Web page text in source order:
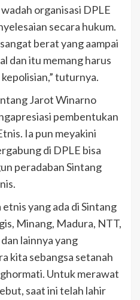
organisasi DPLE
secara hukum.
berat yang aampai
dan itu memang harus
tuturnya.
Jarot Winarno
pembentukan
Ia pun meyakini
di DPLE bisa
peradaban Sintang
etnis yang ada di Sintang
Minang, Madura, NTT,
lainnya yang
kita sebangsa setanah
Untuk merawat
saat ini telah lahir